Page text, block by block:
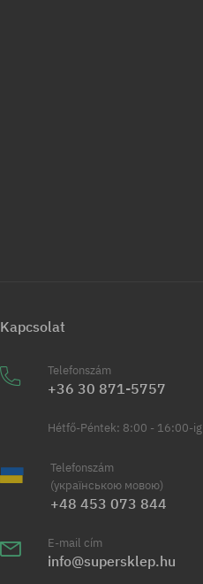
Kapcsolat
Telefonszám
+36 30 871-5757
Hétfő-Péntek: 8:00 - 16:00-ig
Telefonszám
(українською мовою)
+48 453 073 844
E-mail cím
info@supersklep.hu